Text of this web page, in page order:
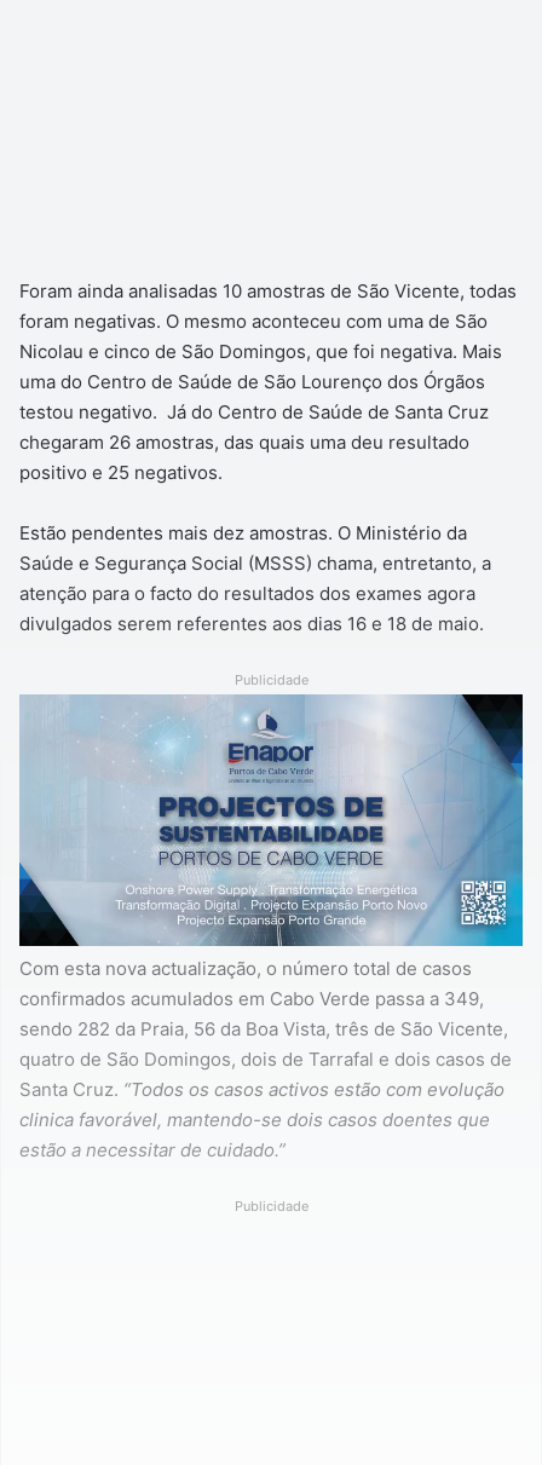
Foram ainda analisadas 10 amostras de São Vicente, todas
foram negativas. O mesmo aconteceu com uma de São
Nicolau e cinco de São Domingos, que foi negativa. Mais
uma do Centro de Saúde de São Lourenço dos Órgãos
testou negativo. Já do Centro de Saúde de Santa Cruz
chegaram 26 amostras, das quais uma deu resultado
positivo e 25 negativos.
Estão pendentes mais dez amostras. O Ministério da
Saúde e Segurança Social (MSSS) chama, entretanto, a
atenção para o facto do resultados dos exames agora
divulgados serem referentes aos dias 16 e 18 de maio.
Publicidade
Com esta nova actualização, o número total de casos
confirmados acumulados em Cabo Verde passa a 349,
sendo 282 da Praia, 56 da Boa Vista, três de São Vicente,
quatro de São Domingos, dois de Tarrafal e dois casos de
Santa Cruz. “Todos os casos activos estão com evolução
clinica favorável, mantendo-se dois casos doentes que
estão a necessitar de cuidado.”
Publicidade